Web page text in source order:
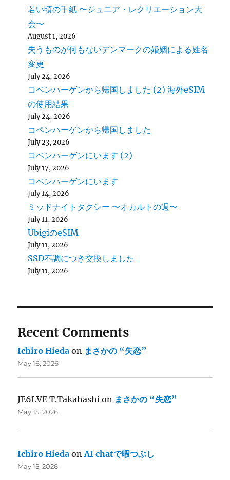
若い頃の手紙 〜ジュニア・レクリエーション大
会〜
August 1, 2026
失うものが何もないデンマークの婚姻による姓名
変更
July 24, 2026
コペンハーゲンから帰国しました (2) 海外eSIM
の使用結果
July 24, 2026
コペンハーゲンから帰国しました
July 23, 2026
コペンハーゲンにいます (2)
July 17, 2026
コペンハーゲンにいます
July 14, 2026
ミッドナイトタクシー 〜オカルトの週〜
July 11, 2026
UbigiのeSIM
July 11, 2026
SSD不調につき交換しました
July 11, 2026
Recent Comments
Ichiro Hieda on まさかの “失恋”
May 16, 2026
JE6LVE T.Takahashi on まさかの “失恋”
May 15, 2026
Ichiro Hieda onAI chatで暇つぶし
May 15, 2026